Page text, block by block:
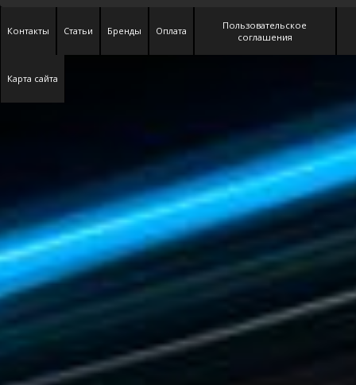
Контакты Статьи Бренды Оплата
Пользовательское
соглашения
Карта сайта